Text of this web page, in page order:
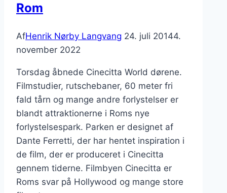
Rom
AfHenrik Nørby Langvang 24. juli 20144.
november 2022
Torsdag åbnede Cinecitta World dørene.
Filmstudier, rutschebaner, 60 meter fri
fald tårn og mange andre forlystelser er
blandt attraktionerne i Roms nye
forlystelsespark. Parken er designet af
Dante Ferretti, der har hentet inspiration i
de film, der er produceret i Cinecitta
gennem tiderne. Filmbyen Cinecitta er
Roms svar på Hollywood og mange store